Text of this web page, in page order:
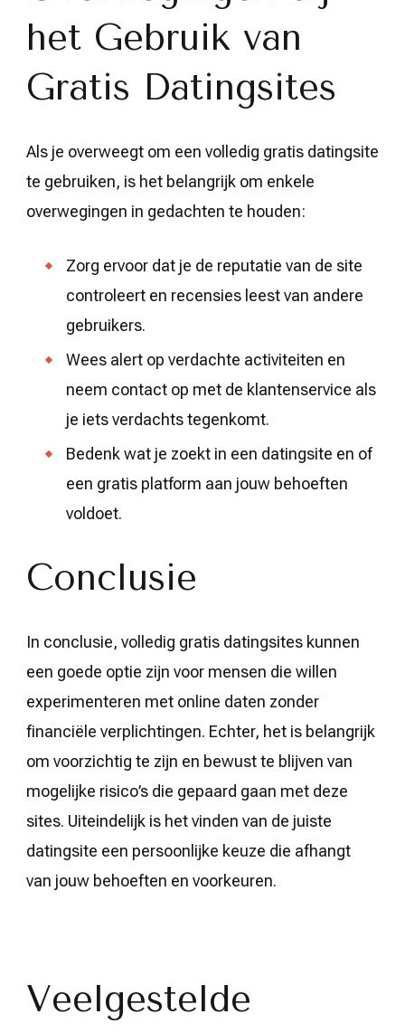
het Gebruik van
Gratis Datingsites
Als je overweegt om een volledig gratis datingsite
te gebruiken, is het belangrijk om enkele
overwegingen in gedachten te houden:
Zorg ervoor dat je de reputatie van de site
controleert en recensies leest van andere
gebruikers.
Wees alert op verdachte activiteiten en
neem contact op met de klantenservice als
je iets verdachts tegenkomt.
Bedenk wat je zoekt in een datingsite en of
een gratis platform aan jouw behoeften
voldoet.
Conclusie
In conclusie, volledig gratis datingsites kunnen
een goede optie zijn voor mensen die willen
experimenteren met online daten zonder
financiële verplichtingen. Echter, het is belangrijk
om voorzichtig te zijn en bewust te blijven van
mogelijke risico’s die gepaard gaan met deze
sites. Uiteindelijk is het vinden van de juiste
datingsite een persoonlijke keuze die afhangt
van jouw behoeften en voorkeuren.
Veelgestelde